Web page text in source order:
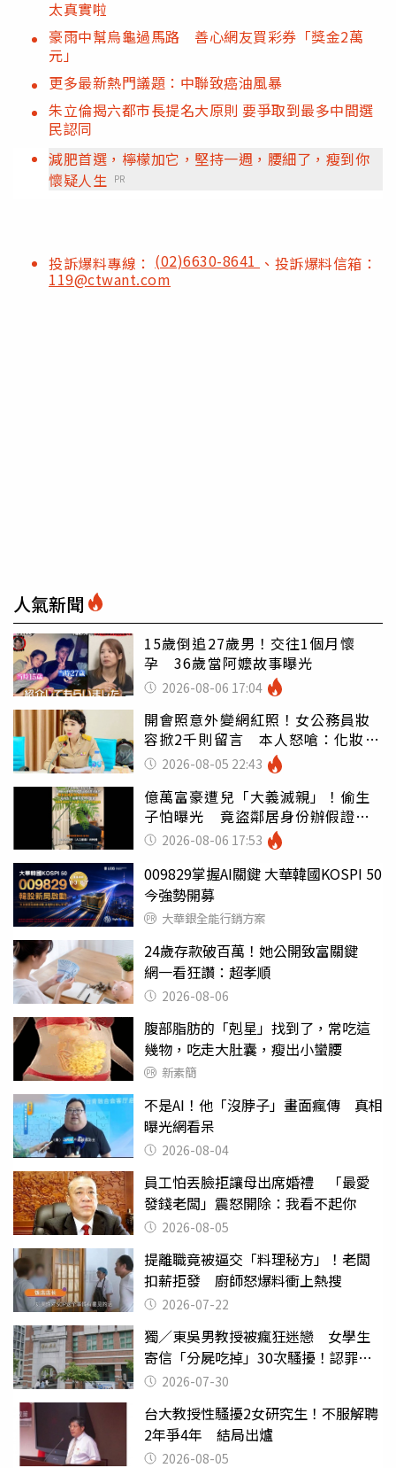
太真實啦
豪雨中幫烏龜過馬路 善心網友買彩券「獎金2萬
元」
更多最新熱門議題：中聯致癌油風暴
朱立倫揭六都市長提名大原則 要爭取到最多中間選
民認同
減肥首選，檸檬加它，堅持一週，腰細了，瘦到你
懷疑人生 PR
投訴爆料專線： (02)6630-8641 、投訴爆料信箱：
119@ctwant.com
人氣新聞
15歲倒追27歲男！交往1個月懷
孕 36歲當阿嬤故事曝光
2026-08-06 17:04
開會照意外變網紅照！女公務員妝
容掀2千則留言 本人怒嗆：化妝有
錯嗎2026-08-05 22:43
億萬富豪遭兒「大義滅親」！偷生
子怕曝光 竟盜鄰居身份辦假證落
戶 2026-08-06 17:53
009829掌握AI關鍵 大華韓國KOSPI 50
今強勢開募
大華銀全能行銷方案
24歲存款破百萬！她公開致富關鍵
網一看狂讚：超孝順
2026-08-06
腹部脂肪的「剋星」找到了，常吃這
幾物，吃走大肚囊，瘦出小蠻腰
新素簡
不是AI！他「沒脖子」畫面瘋傳 真相
曝光網看呆
2026-08-04
員工怕丟臉拒讓母出席婚禮 「最愛
發錢老闆」震怒開除：我看不起你
2026-08-05
提離職竟被逼交「料理秘方」！老闆
扣薪拒發 廚師怒爆料衝上熱搜
2026-07-22
獨／東吳男教授被瘋狂迷戀 女學生
寄信「分屍吃掉」30次騷擾！認罪免
關 2026-07-30
台大教授性騷擾2女研究生！不服解聘
2年爭4年 結局出爐
2026-08-05